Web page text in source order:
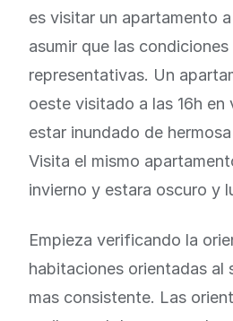
es visitar un apartamento
asumir que las
representativas. Un
oeste visitado a las 16h en
estar inundado de
Visita el mismo
invierno y estara oscuro y
Empieza verificando la
habitaciones orientadas al
mas consistente. Las